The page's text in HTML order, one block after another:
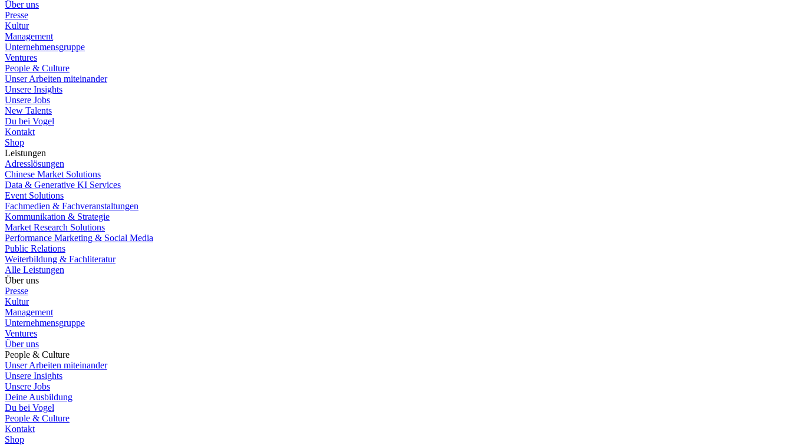
Über uns
Presse
Kultur
Management
Unternehmensgruppe
Ventures
People & Culture
Unser Arbeiten miteinander
Unsere Insights
Unsere Jobs
New Talents
Du bei Vogel
Kontakt
Shop
Leistungen
Adresslösungen
Chinese Market Solutions
Data & Generative KI Services
Event Solutions
Fachmedien & Fachveranstaltungen
Kommunikation & Strategie
Market Research Solutions
Performance Marketing & Social Media
Public Relations
Weiterbildung & Fachliteratur
Alle Leistungen
Über uns
Presse
Kultur
Management
Unternehmensgruppe
Ventures
Über uns
People & Culture
Unser Arbeiten miteinander
Unsere Insights
Unsere Jobs
Deine Ausbildung
Du bei Vogel
People & Culture
Kontakt
Shop